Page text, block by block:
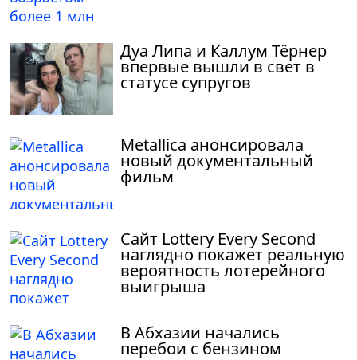
Дуа Липа и Каллум Тёрнер
впервые вышли в свет в
статусе супругов
Metallica анонсировала
новый документальный
фильм
Сайт Lottery Every Second
наглядно покажет реальную
вероятность лотерейного
выигрыша
В Абхазии начались
перебои с бензином